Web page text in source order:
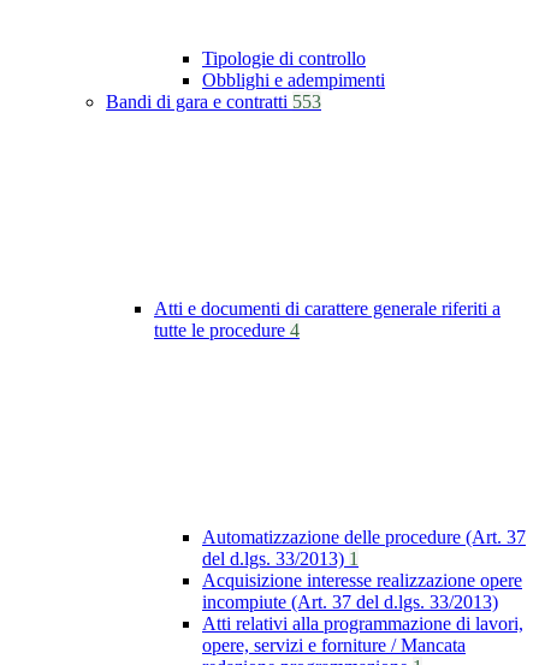
Tipologie di controllo
Obblighi e adempimenti
Bandi di gara e contratti 553
Atti e documenti di carattere generale riferiti a
tutte le procedure 4
Automatizzazione delle procedure (Art. 37
del d.lgs. 33/2013) 1
Acquisizione interesse realizzazione opere
incompiute (Art. 37 del d.lgs. 33/2013)
Atti relativi alla programmazione di lavori,
opere, servizi e forniture / Mancata